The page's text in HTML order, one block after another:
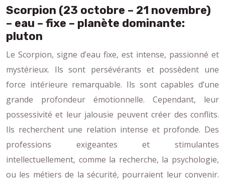
Scorpion (23 octobre – 21 novembre)
– eau – fixe – planète dominante:
pluton
Le Scorpion, signe d’eau fixe, est intense, passionné et
mystérieux. Ils sont persévérants et possèdent une
force intérieure remarquable. Ils sont capables d’une
grande profondeur émotionnelle. Cependant, leur
possessivité et leur jalousie peuvent créer des conflits.
Ils recherchent une relation intense et profonde. Des
professions exigeantes et stimulantes
intellectuellement, comme la recherche, la psychologie,
ou les métiers de la sécurité, pourraient leur convenir.